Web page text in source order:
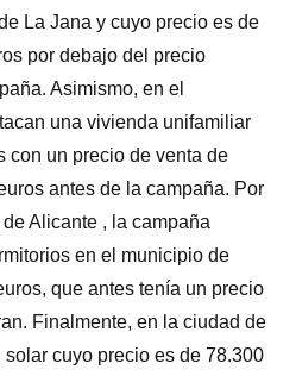
La Jana y cuyo precio es de
por debajo del precio
Asimismo, en el
una vivienda unifamiliar
con un precio de venta de
antes de la campaña. Por
Alicante , la campaña
en el municipio de
que antes tenía un precio
Finalmente, en la ciudad de
cuyo precio es de 78.300